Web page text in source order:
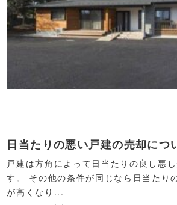
日当たりの悪い戸建の売却につ
戸建は方角によって日当たりの良し悪
す。 その他の条件が同じなら日当たり
が高くなり...